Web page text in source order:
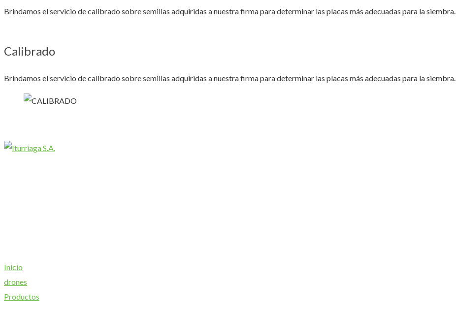
Brindamos el servicio de calibrado sobre semillas adquiridas a nuestra firma para determinar las placas más adecuadas para la siembra.
Calibrado
Brindamos el servicio de calibrado sobre semillas adquiridas a nuestra firma para determinar las placas más adecuadas para la siembra.
Inicio
drones
Productos